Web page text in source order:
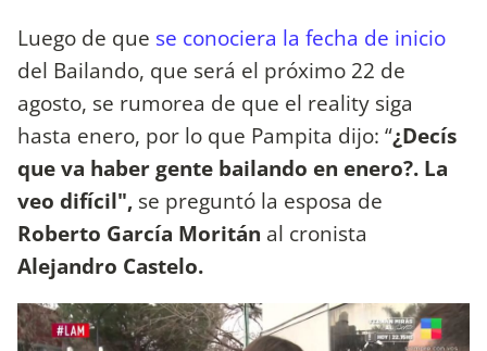
Luego de que se conociera la fecha de inicio
del Bailando, que será el próximo 22 de
agosto, se rumorea de que el reality siga
hasta enero, por lo que Pampita dijo: “¿Decís
que va haber gente bailando en enero?. La
veo difícil", se preguntó la esposa de
Roberto García Moritán al cronista
Alejandro Castelo.